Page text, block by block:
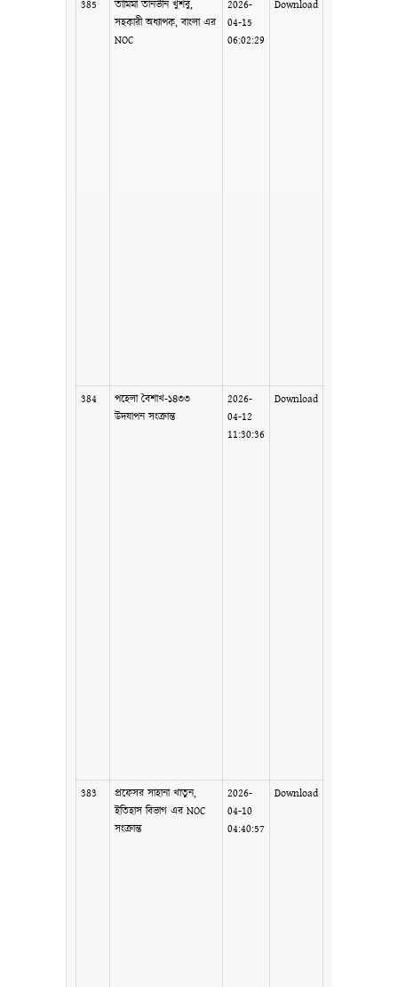
385
তামিমা তানভীন খুশবু,
সহকারী অধ্যাপক, বাংলা এর
NOC
2026-
04-15
06:02:29
Download
384
পহেলা বৈশাখ-১৪৩৩
উদযাপন সংক্রান্ত
2026-
04-12
11:30:36
Download
383
প্রফেসর সাহানা খাতুন,
ইতিহাস বিভাগ এর NOC
সংক্রান্ত
2026-
04-10
04:40:57
Download